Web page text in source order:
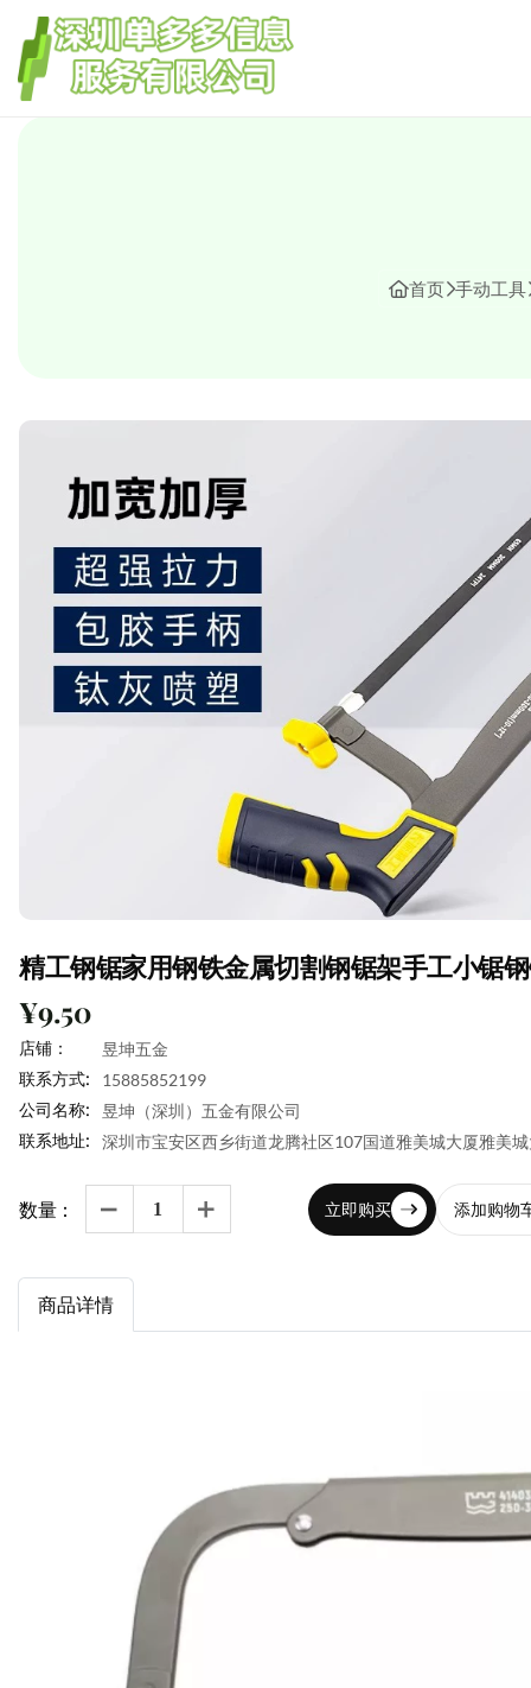
首页 手动工具
精工钢锯家用钢铁金属切割钢锯架手工小锯
¥9.50
店铺： 昱坤五金
联系方式: 15885852199
公司名称: 昱坤（深圳）五金有限公司
联系地址: 深圳市宝安区西乡街道龙腾社区107国道雅美城大厦雅美
数量：   立即购买 添加购物
商品详情